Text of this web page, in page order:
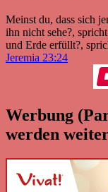
Meinst du, dass sich
ihn nicht sehe?,
und Erde erfüllt?,
Jeremia 23:24
Werbung
werden